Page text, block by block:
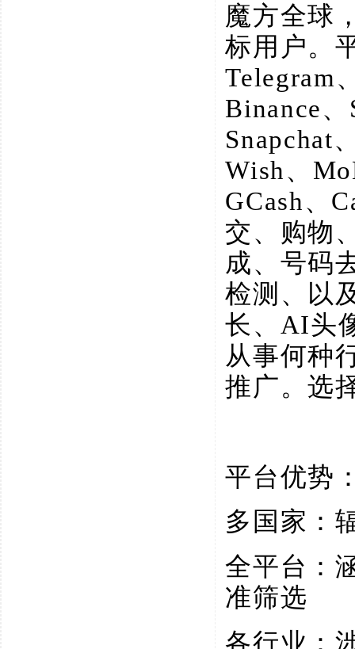
魔方全球
标用户。
Telegram
Binance
Snapchat
Wish、
GCash、
交、购物
成、号码
检测、以
长、AI头
从事何种
推广。选
平台优势
多国家：
全平台：
准筛选
各行业：